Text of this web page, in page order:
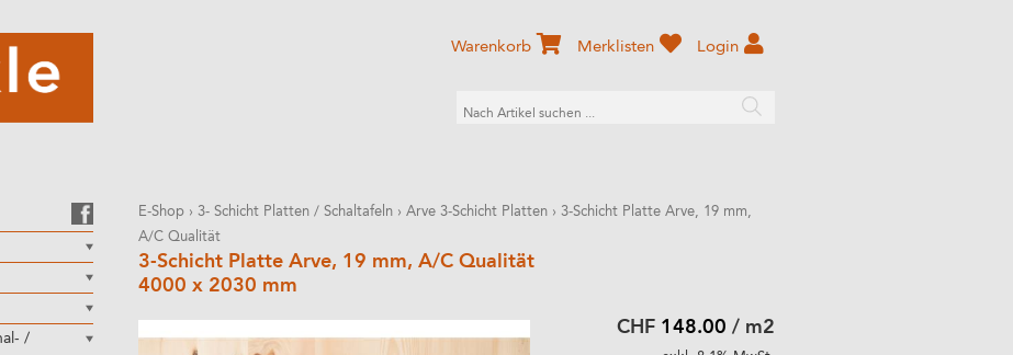
/
Warenkorb Merklisten Login
E-Shop › 3- Schicht Platten / Schaltafeln › Arve 3-Schicht Platten › 3-Schicht Platte Arve, 19 mm,
A/C Qualität
3-Schicht Platte Arve, 19 mm, A/C Qualität
4000 x 2030 mm
CHF 148.00 / m2